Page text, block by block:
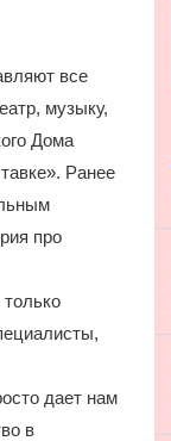
все
музыку,
Дома
Ранее
про
дает нам
в